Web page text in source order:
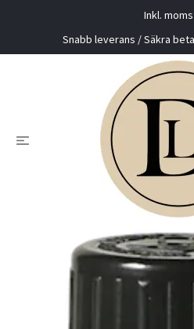
Inkl. moms
Snabb leverans / Säkra